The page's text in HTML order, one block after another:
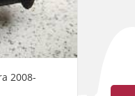
2008-